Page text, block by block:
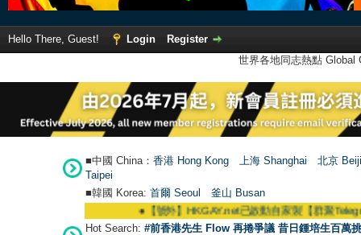
Hello There, Guest! Login
Register
世界各地同志熱點
■中國 China： 香港 Hong Kong 上海 Shanghai
北京
Taipei
■韓國 Korea: 首爾 Seoul 釜山 Busan
【號外】HKGAY.net已啟動自家製【群聚
Hot Search: #前香港先生 Flow 再捲爭議 昔日鍾培生百萬